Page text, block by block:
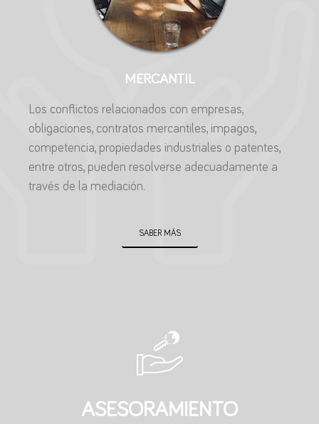
MERCANTIL
Los conflictos relacionados con empresas,
obligaciones, contratos mercantiles, impagos,
competencia, propiedades industriales o patentes,
entre otros, pueden resolverse adecuadamente a
través de la mediación.
SABER MÁS
ASESORAMIENTO